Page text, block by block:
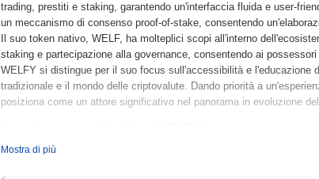
trading, prestiti e staking, garantendo un'interfaccia fluida e user-
un meccanismo di consenso proof-of-stake, consentendo
Il suo token nativo, WELF, ha molteplici scopi all'interno
staking e partecipazione alla governance, consentendo ai
WELFY si distingue per il suo focus sull'accessibilità e l'educazione
tradizionale e il mondo delle criptovalute. Dando priorità a
posiziona come un attore significativo nel panorama in evoluzione
WELFY è nato a marzo 2022 quando il team fondatore ha rilasciato
Mostra di più